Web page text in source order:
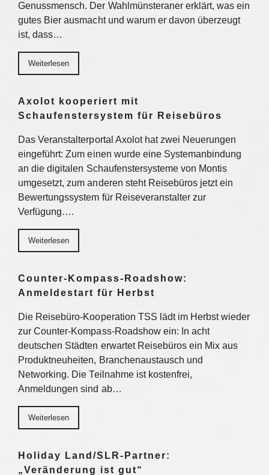
Genussmensch. Der Wahlmünsteraner erklärt, was ein
gutes Bier ausmacht und warum er davon überzeugt
ist, dass…
Weiterlesen
Axolot kooperiert mit
Schaufenstersystem für Reisebüros
Das Veranstalterportal Axolot hat zwei Neuerungen
eingeführt: Zum einen wurde eine Systemanbindung
an die digitalen Schaufenstersysteme von Montis
umgesetzt, zum anderen steht Reisebüros jetzt ein
Bewertungssystem für Reiseveranstalter zur
Verfügung….
Weiterlesen
Counter-Kompass-Roadshow:
Anmeldestart für Herbst
Die Reisebüro-Kooperation TSS lädt im Herbst wieder
zur Counter-Kompass-Roadshow ein: In acht
deutschen Städten erwartet Reisebüros ein Mix aus
Produktneuheiten, Branchenaustausch und
Networking. Die Teilnahme ist kostenfrei,
Anmeldungen sind ab…
Weiterlesen
Holiday Land/SLR-Partner:
„Veränderung ist gut“